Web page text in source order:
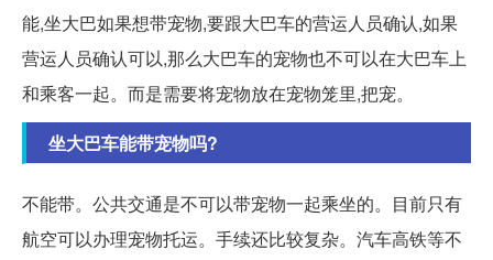
能,坐大巴如果想带宠物,要跟大巴车的营运人员确认,如果
营运人员确认可以,那么大巴车的宠物也不可以在大巴车上
和乘客一起。而是需要将宠物放在宠物笼里,把宠。
坐大巴车能带宠物吗?
不能带。公共交通是不可以带宠物一起乘坐的。目前只有
航空可以办理宠物托运。手续还比较复杂。汽车高铁等不